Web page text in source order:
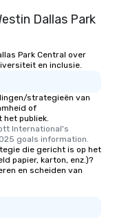
experience is
walking distance of
short stroll allows
networking
heading to the next
itinerary. You Get a Dinner and a Show
Our tours offer an
entertainment. All
knowledgeable,
Dallas Park
Park Central over
en inclusie.
strategieën van
of
het publiek.
International's
goals information.
die gericht is op het
papier, karton, enz.)?
en scheiden van